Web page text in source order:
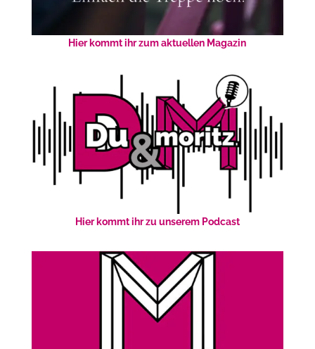
Hier kommt ihr zum aktuellen Magazin
Hier kommt ihr zu unserem Podcast